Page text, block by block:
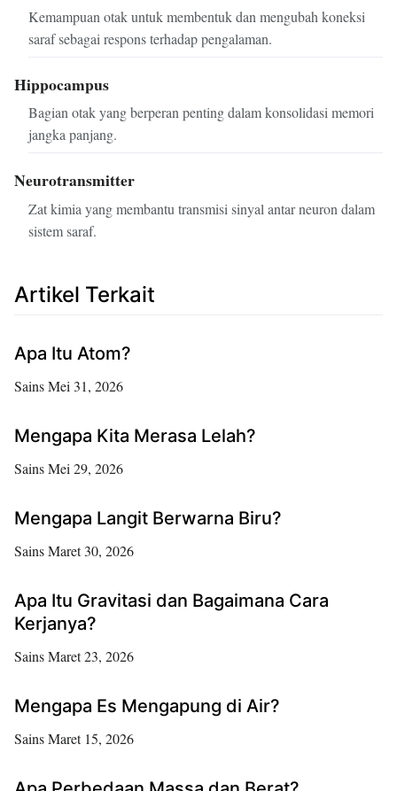
Kemampuan otak untuk membentuk dan mengubah koneksi
saraf sebagai respons terhadap pengalaman.
Hippocampus
Bagian otak yang berperan penting dalam konsolidasi memori
jangka panjang.
Neurotransmitter
Zat kimia yang membantu transmisi sinyal antar neuron dalam
sistem saraf.
Artikel Terkait
Apa Itu Atom?
SainsMei 31, 2026
Mengapa Kita Merasa Lelah?
SainsMei 29, 2026
Mengapa Langit Berwarna Biru?
SainsMaret 30, 2026
Apa Itu Gravitasi dan Bagaimana Cara
Kerjanya?
SainsMaret 23, 2026
Mengapa Es Mengapung di Air?
SainsMaret 15, 2026